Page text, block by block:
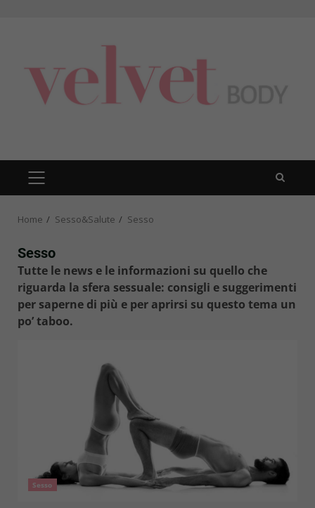
PRIMARY
MENU
Home Sesso&Salute Sesso
Sesso
Tutte le news e le informazioni su quello che
riguarda la sfera sessuale: consigli e suggerimenti
per saperne di più e per aprirsi su questo tema un
po’ taboo.
Sesso